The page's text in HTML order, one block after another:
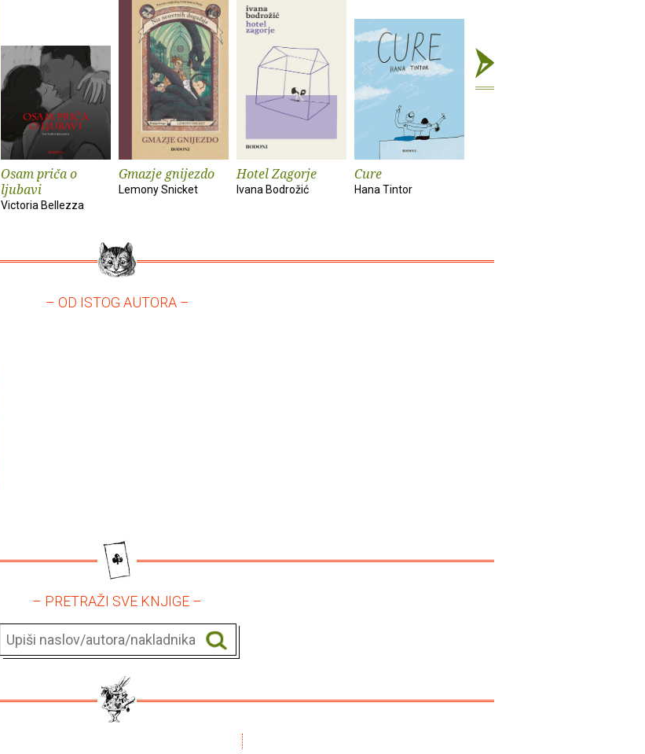
Osam priča o
ljubavi
Victoria Bellezza
Gmazje gnijezdo
Lemony Snicket
Hotel Zagorje
Ivana Bodrožić
Cure
Hana Tintor
– OD ISTOG AUTORA –
– PRETRAŽI SVE KNJIGE –